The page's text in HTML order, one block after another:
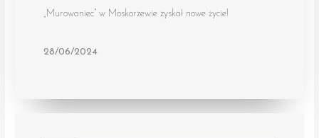
„Murowaniec” w Moskorzewie zyskał nowe życie!
28/06/2024